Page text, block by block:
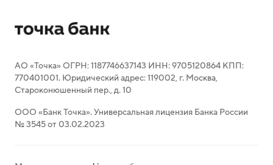
АО «Точка» ОГРН: 1187746637143 ИНН: 9705120864 КПП:
770401001. Юридический адрес: 119002, г. Москва,
Староконюшенный пер., д. 10
ООО «Банк Точка». Универсальная лицензия Банка России
№ 3545 от 03.02.2023